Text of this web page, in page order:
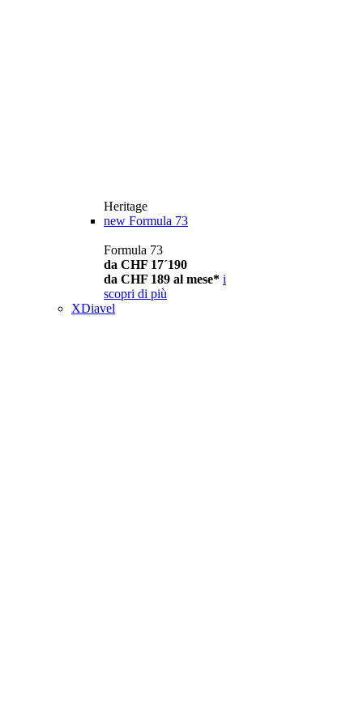
Heritage
new Formula 73
Formula 73
da CHF 17´190
da CHF 189 al mese* i
scopri di più
XDiavel